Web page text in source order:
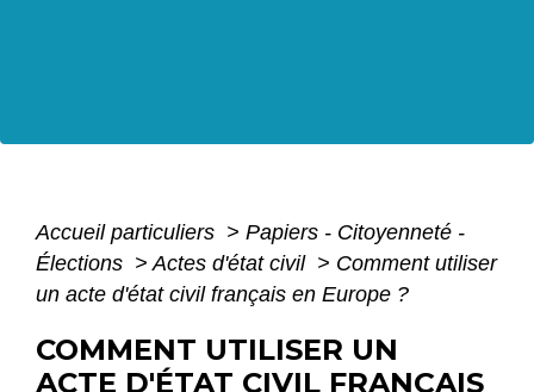
Accueil particuliers > Papiers - Citoyenneté -
Élections > Actes d'état civil > Comment utiliser
un acte d'état civil français en Europe ?
COMMENT UTILISER UN
ACTE D'ÉTAT CIVIL FRANÇAIS